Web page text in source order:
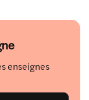
enseignes